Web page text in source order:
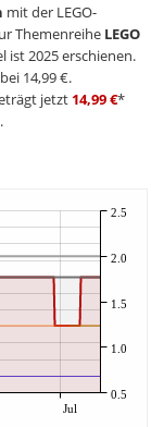
mit der LEGO-
Themenreihe LEGO
ist 2025 erschienen.
14,99 €.
jetzt 14,99 €*
Jul
0.5
1.0
1.5
2.0
2.5